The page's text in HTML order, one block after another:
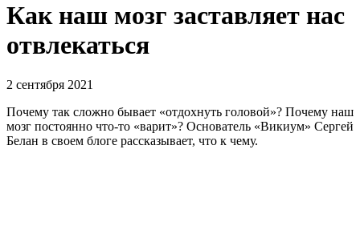
Как наш мозг заставляет нас
отвлекаться
2 сентября 2021
Почему так сложно бывает «отдохнуть головой»? Почему наш
мозг постоянно что-то «варит»? Основатель «Викиум» Сергей
Белан в своем блоге рассказывает, что к чему.